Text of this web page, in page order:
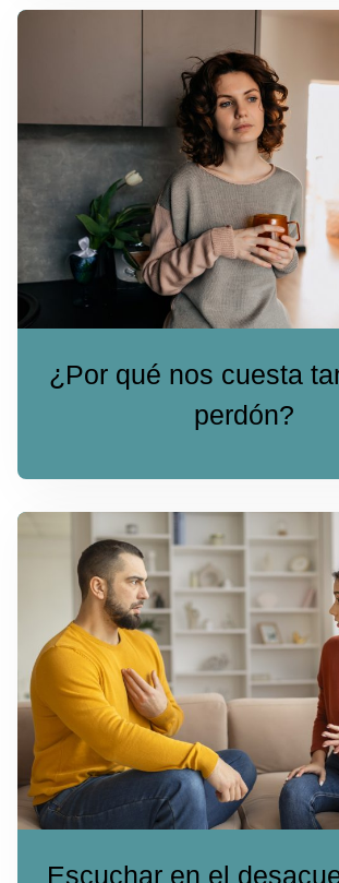
¿Por qué nos cuesta
perdón?
Escuchar en el